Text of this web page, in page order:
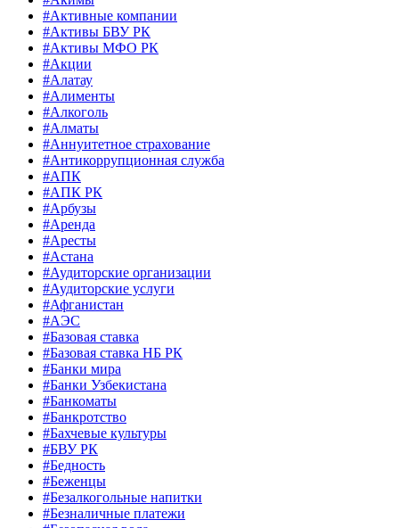
#Активные компании
#Активы БВУ РК
#Активы МФО РК
#Акции
#Алатау
#Алименты
#Алкоголь
#Алматы
#Аннуитетное страхование
#Антикоррупционная служба
#АПК
#АПК РК
#Арбузы
#Аренда
#Аресты
#Астана
#Аудиторские организации
#Аудиторские услуги
#Афганистан
#АЭС
#Базовая ставка
#Базовая ставка НБ РК
#Банки мира
#Банки Узбекистана
#Банкоматы
#Банкротство
#Бахчевые культуры
#БВУ РК
#Бедность
#Беженцы
#Безалкогольные напитки
#Безналичные платежи